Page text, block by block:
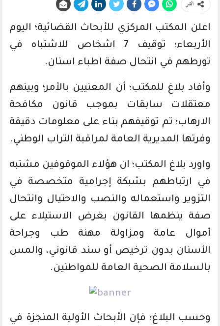
انشر
اعلن المكتب المركزي للأبحاث القضائية؛ اليوم
الأربعاء؛ توقيف 7 اشخاص للاشتباه في
تورطهم في انتحال صفة اطباء اسنان.
وأفاد بلاغ للمكتب؛ أن المعنيين بالأمر؛ وبينهم
معتقلات سابقات بموجب قانون مكافحة
الارهاب؛ تم توقيفهم بناء على معلومات دقيقة
وفرتها المديرية العامة لمراقبة التراب الوطني.
واورد بلاغ المكتب؛ ان هؤلاء الموقوفين مشتبه
في ارتباطهم بشبكة إجرامية متخصصة في
التزوير واستعماله والنصب والاحتيال وانتحال
صفة ينظمها القانون بغرض الاستيلاء على
أموال عامة ومزاولة مهنة طب وجراحة
الأسنان بدون ترخيص أو سند قانوني، والمس
بالسلامة الصحية العامة للمواطنين.
وحسب البلاغ؛ فإن الأبحاث الأولية المنجزة في